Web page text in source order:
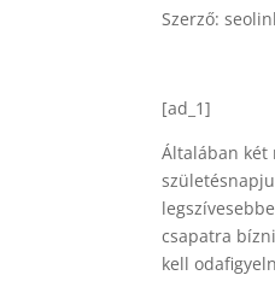
Szerző:
[ad_1]
Általában két
csapatra
kell